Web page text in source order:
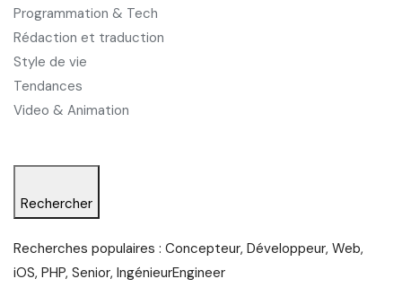
Programmation & Tech
Rédaction et traduction
Style de vie
Tendances
Video & Animation
Rechercher
Recherches populaires : Concepteur, Développeur, Web,
iOS, PHP, Senior, IngénieurEngineer